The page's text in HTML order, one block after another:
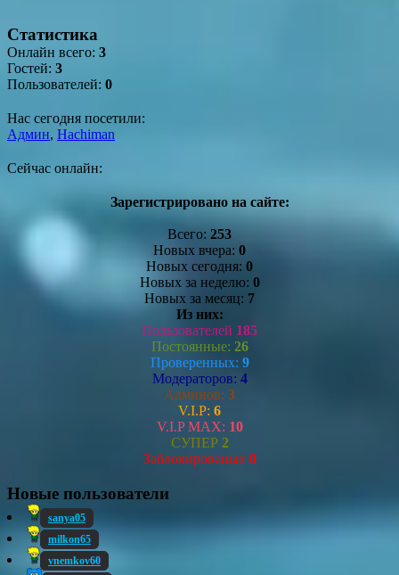
Статистика
Онлайн всего: 3
Гостей: 3
Пользователей: 0
Нас сегодня посетили:
Админ, Hachiman
Сейчас онлайн:
Зарегистрировано на сайте:
Всего: 253
Новых вчера: 0
Новых сегодня: 0
Новых за неделю: 0
Новых за месяц: 7
Из них:
Пользователей 185
Постоянные: 26
Проверенных: 9
Модераторов: 4
Админов: 3
V.I.P: 6
V.I.P MAX: 10
СУПЕР 2
Заблокированых 0
Новые пользователи
sanya05
milkon65
vnemkov60